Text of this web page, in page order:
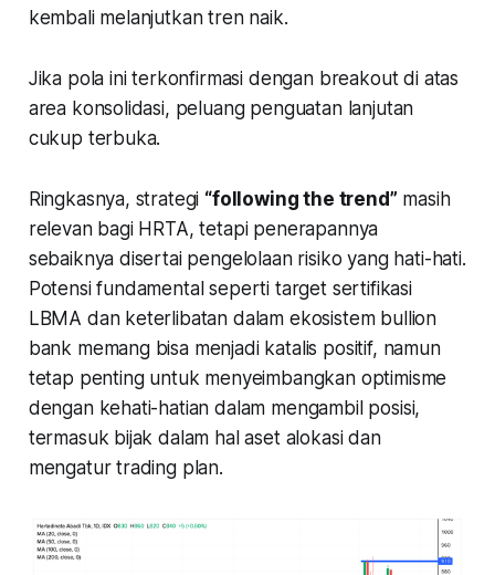
kembali melanjutkan tren naik.
Jika pola ini terkonfirmasi dengan breakout di atas
area konsolidasi, peluang penguatan lanjutan
cukup terbuka.
Ringkasnya, strategi “following the trend” masih
relevan bagi HRTA, tetapi penerapannya
sebaiknya disertai pengelolaan risiko yang hati-hati.
Potensi fundamental seperti target sertifikasi
LBMA dan keterlibatan dalam ekosistem bullion
bank memang bisa menjadi katalis positif, namun
tetap penting untuk menyeimbangkan optimisme
dengan kehati-hatian dalam mengambil posisi,
termasuk bijak dalam hal aset alokasi dan
mengatur trading plan.